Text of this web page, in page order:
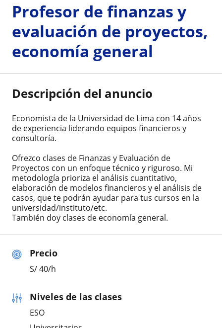
Precio
S/40/h
Niveles de las clases
ESO
Profesor de finanzas y
evaluación de proyectos,
economía general
Descripción del anuncio
Economista de la Universidad de Lima con 14 años
de experiencia liderando equipos financieros y
consultoría.
Ofrezco clases de Finanzas y Evaluación de
Proyectos con un enfoque técnico y riguroso. Mi
metodología prioriza el análisis cuantitativo,
elaboración de modelos financieros y el análisis de
casos, que te podrán ayudar para tus cursos en la
universidad/instituto/etc.
También doy clases de economía general.